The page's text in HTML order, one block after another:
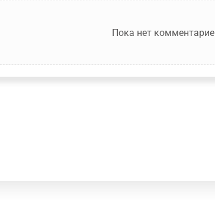
Пока нет